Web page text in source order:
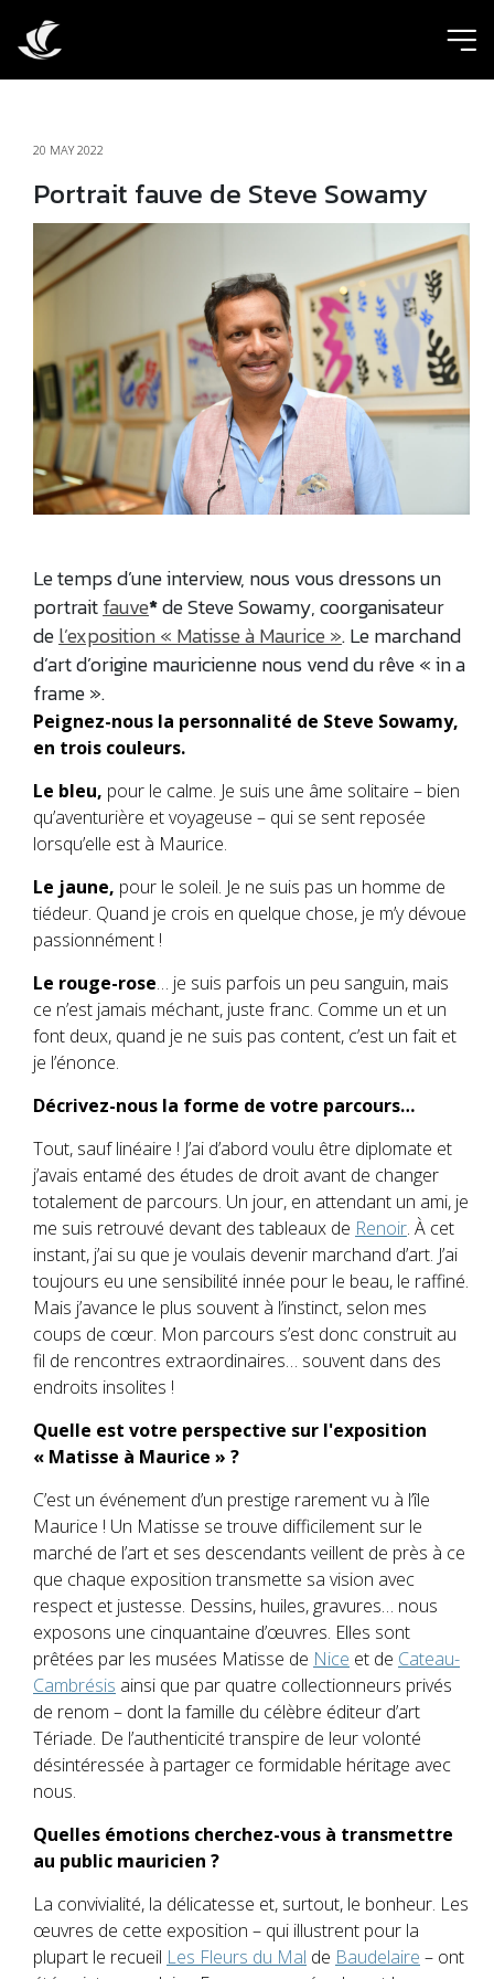
20 MAY 2022
Portrait fauve de Steve Sowamy
Le temps d’une interview, nous vous dressons un
portraitfauve*de Steve Sowamy, coorganisateur
del’exposition « Matisse à Maurice ». Le marchand
d’art d’origine mauricienne nous vend du rêve « in a
frame ».
Peignez-nous la personnalité de Steve Sowamy,
en trois couleurs.
Le bleu, pour le calme. Je suis une âme solitaire – bien
qu’aventurière et voyageuse – qui se sent reposée
lorsqu’elle est à Maurice.
Le jaune, pour le soleil. Je ne suis pas un homme de
tiédeur. Quand je crois en quelque chose, je m’y dévoue
passionnément !
Le rouge-rose… je suis parfois un peu sanguin, mais
ce n’est jamais méchant, juste franc. Comme un et un
font deux, quand je ne suis pas content, c’est un fait et
je l’énonce.
Décrivez-nous la forme de votre parcours…
Tout, sauf linéaire ! J’ai d’abord voulu être diplomate et
j’avais entamé des études de droit avant de changer
totalement de parcours. Un jour, en attendant un ami, je
me suis retrouvé devant des tableaux de Renoir. À cet
instant, j’ai su que je voulais devenir marchand d’art. J’ai
toujours eu une sensibilité innée pour le beau, le raffiné.
Mais j’avance le plus souvent à l’instinct, selon mes
coups de cœur. Mon parcours s’est donc construit au
fil de rencontres extraordinaires… souvent dans des
endroits insolites !
Quelle est votre perspective sur l'exposition
« Matisse à Maurice » ?
C’est un événement d’un prestige rarement vu à l’île
Maurice ! Un Matisse se trouve difficilement sur le
marché de l’art et ses descendants veillent de près à ce
que chaque exposition transmette sa vision avec
respect et justesse. Dessins, huiles, gravures… nous
exposons une cinquantaine d’œuvres. Elles sont
prêtées par les musées Matisse de Nice et de Cateau-
Cambrésis ainsi que par quatre collectionneurs privés
de renom – dont la famille du célèbre éditeur d’art
Tériade. De l’authenticité transpire de leur volonté
désintéressée à partager ce formidable héritage avec
nous.
Quelles émotions cherchez-vous à transmettre
au public mauricien ?
La convivialité, la délicatesse et, surtout, le bonheur. Les
œuvres de cette exposition – qui illustrent pour la
plupart le recueil Les Fleurs du Mal de Baudelaire – ont